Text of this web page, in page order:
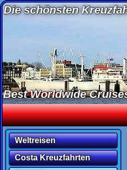
Die schönsten
Best Worldwide
Weltreisen
Costa Kreuzfahrten